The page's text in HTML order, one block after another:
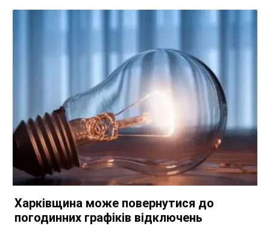
Харківщина може повернутися до
погодинних графіків відключень